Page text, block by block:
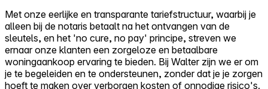
Met onze eerlijke en transparante tariefstructuur, waarbij je
alleen bij de notaris betaalt na het ontvangen van de
sleutels, en het 'no cure, no pay' principe, streven we
ernaar onze klanten een zorgeloze en betaalbare
woningaankoop ervaring te bieden. Bij Walter zijn we er om
je te begeleiden en te ondersteunen, zonder dat je je zorgen
hoeft te maken over verborgen kosten of onnodige risico's.